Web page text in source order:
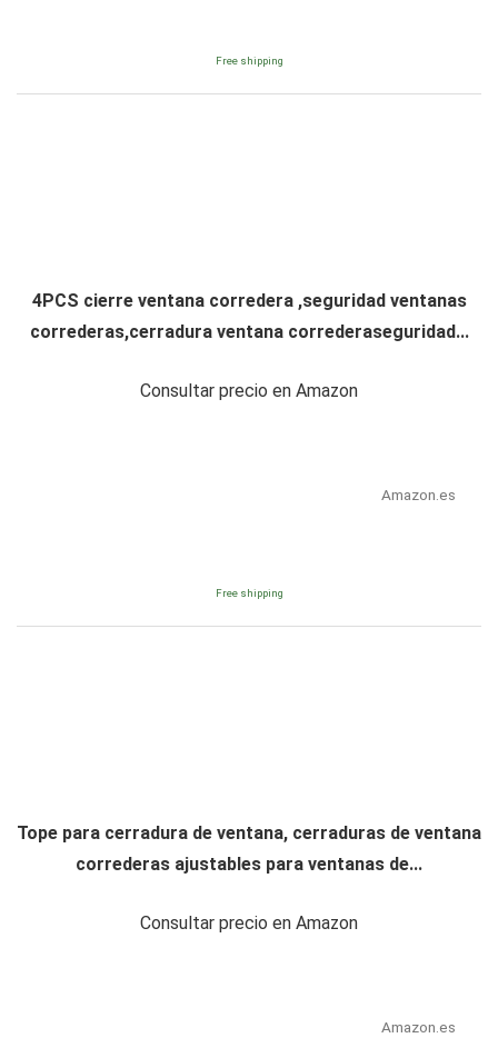
Free shipping
4PCS cierre ventana corredera ,seguridad ventanas
correderas,cerradura ventana correderaseguridad...
Consultar precio en Amazon
Amazon.es
Free shipping
Tope para cerradura de ventana, cerraduras de ventana
correderas ajustables para ventanas de...
Consultar precio en Amazon
Amazon.es